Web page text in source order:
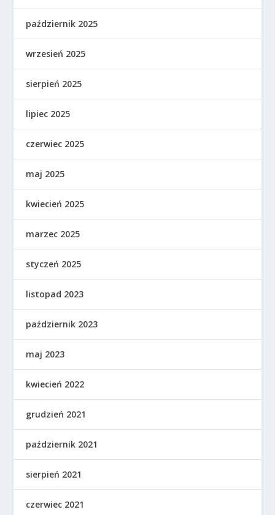
październik 2025
wrzesień 2025
sierpień 2025
lipiec 2025
czerwiec 2025
maj 2025
kwiecień 2025
marzec 2025
styczeń 2025
listopad 2023
październik 2023
maj 2023
kwiecień 2022
grudzień 2021
październik 2021
sierpień 2021
czerwiec 2021